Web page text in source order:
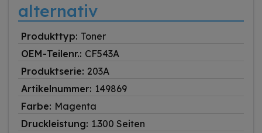
alternativ
Produkttyp: Toner
OEM-Teilenr.: CF543A
Produktserie: 203A
Artikelnummer: 149869
Farbe: Magenta
Druckleistung: 1.300 Seiten